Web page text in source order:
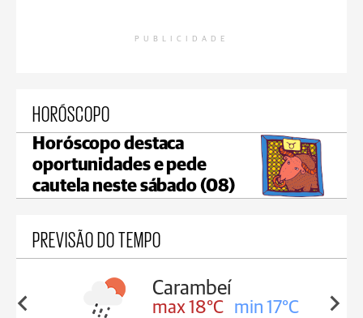
PUBLICIDADE
HORÓSCOPO
Horóscopo destaca
oportunidades e pede
cautela neste sábado (08)
PREVISÃO DO TEMPO
18°C
Carambeí
max 18°C min 17°C